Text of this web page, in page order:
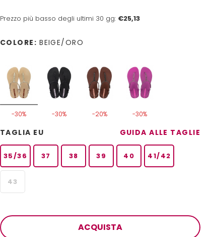
Prezzo più basso degli ultimi 30 gg: €25,13
COLORE: BEIGE/ORO
-30% -30% -20% -30%
TAGLIA EU GUIDA ALLE TAGLIE
35/36 37 38 39 40 41/42
43
ACQUISTA